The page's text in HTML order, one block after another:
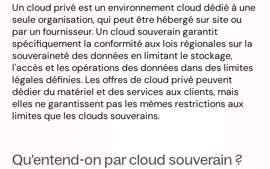
Un cloud privé est un environnement cloud dédié à une
seule organisation, qui peut être hébergé sur site ou
par un fournisseur. Un cloud souverain garantit
spécifiquement la conformité aux lois régionales sur la
souveraineté des données en limitant le stockage,
l'accès et les opérations des données dans des limites
légales définies. Les offres de cloud privé peuvent
dédier du matériel et des services aux clients, mais
elles ne garantissent pas les mêmes restrictions aux
limites que les clouds souverains.
Qu'entend-on par cloud souverain ?